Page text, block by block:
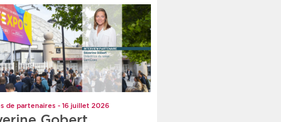
de partenaires - 16 juillet 2026